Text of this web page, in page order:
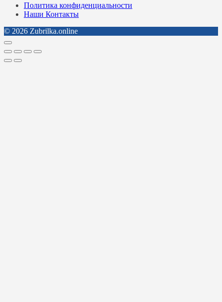
Политика конфиденциальности
Наши Контакты
© 2026 Zubrilka.online